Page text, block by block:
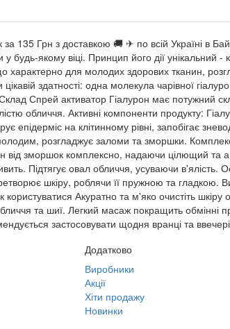
135 Грн з доставкою 🚚 ✈ по всій Україні в
будь-якому віці. Принцип його дії
для молодих здорових тканин,
здатності: одна молекула чарівної
Спрей активатор Гіалурон має потужний
обличчя. Активні компоненти продукту:
на клітинному рівні, запобігає
розгладжує заломи та зморшки.
зморшок комплексно, надаючи цілющий та
Підтягує овал обличчя, усуваючи в'ялість.
шкіру, роблячи її пружною та гладкою.
Акуратно та м'яко очистіть
та шиї. Легкий масаж покращить обмінні
застосовувати щодня вранці та
Додатково
Виробники
Акції
Хіти продажу
Новинки